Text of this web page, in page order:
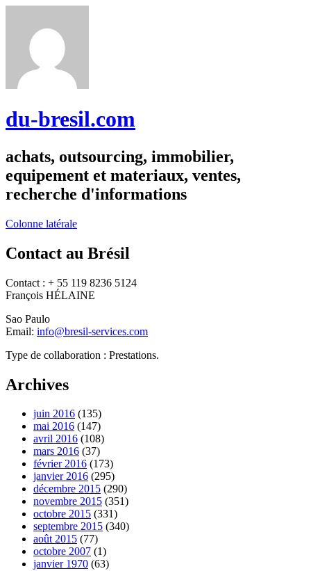
du-bresil.com
achats, outsourcing, immobilier,
equipement et materiaux, ventes,
recherche d'informations
Colonne latérale
Contact au Brésil
Contact : + 55 119 8236 5124
François HÉLAINE
Sao Paulo
Email: info@bresil-services.com
Type de collaboration : Prestations.
Archives
juin 2016 (135)
mai 2016 (147)
avril 2016 (108)
mars 2016 (37)
février 2016 (173)
janvier 2016 (295)
décembre 2015 (290)
novembre 2015 (351)
octobre 2015 (331)
septembre 2015 (340)
août 2015 (77)
octobre 2007 (1)
janvier 1970 (63)